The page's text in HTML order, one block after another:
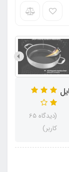
(دیدگاه 65
کاربر)